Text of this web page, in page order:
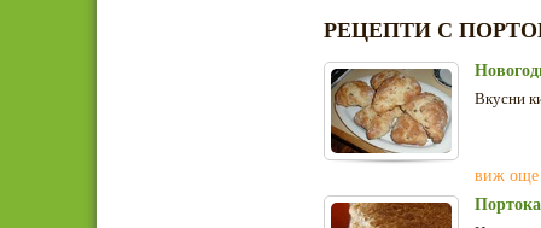
РЕЦЕПТИ С
Вкусни
виж още